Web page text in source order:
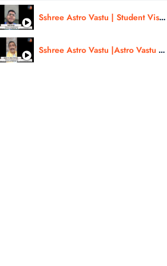
Sshree Astro Vastu | Student Visa, Abroad Study - Review In Eng |Sahil Warge | #sshreeastrovastu
Sshree Astro Vastu |Astro Vastu Course | Martial, Business, Kid Health Case review|Er. Ulhas Chimaji